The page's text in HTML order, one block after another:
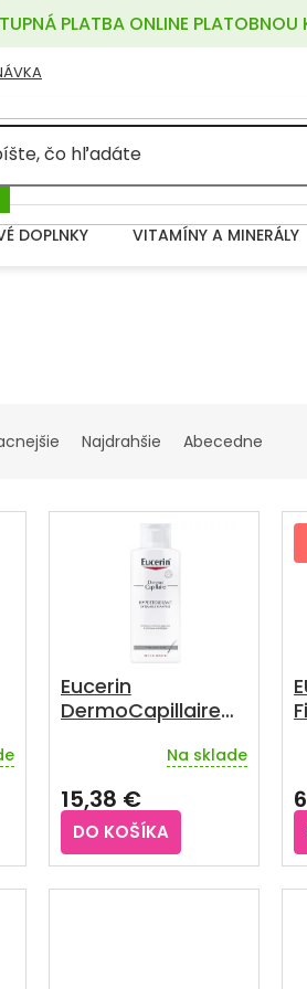
PLATBA ONLINE PLATOBNOU
DOPLNKY VITAMÍNY A MINERÁLY
Najdrahšie Abecedne
Eucerin
DermoCapillaire
šampón 250 ml
Na sklade
15,38 €
DO KOŠÍKA